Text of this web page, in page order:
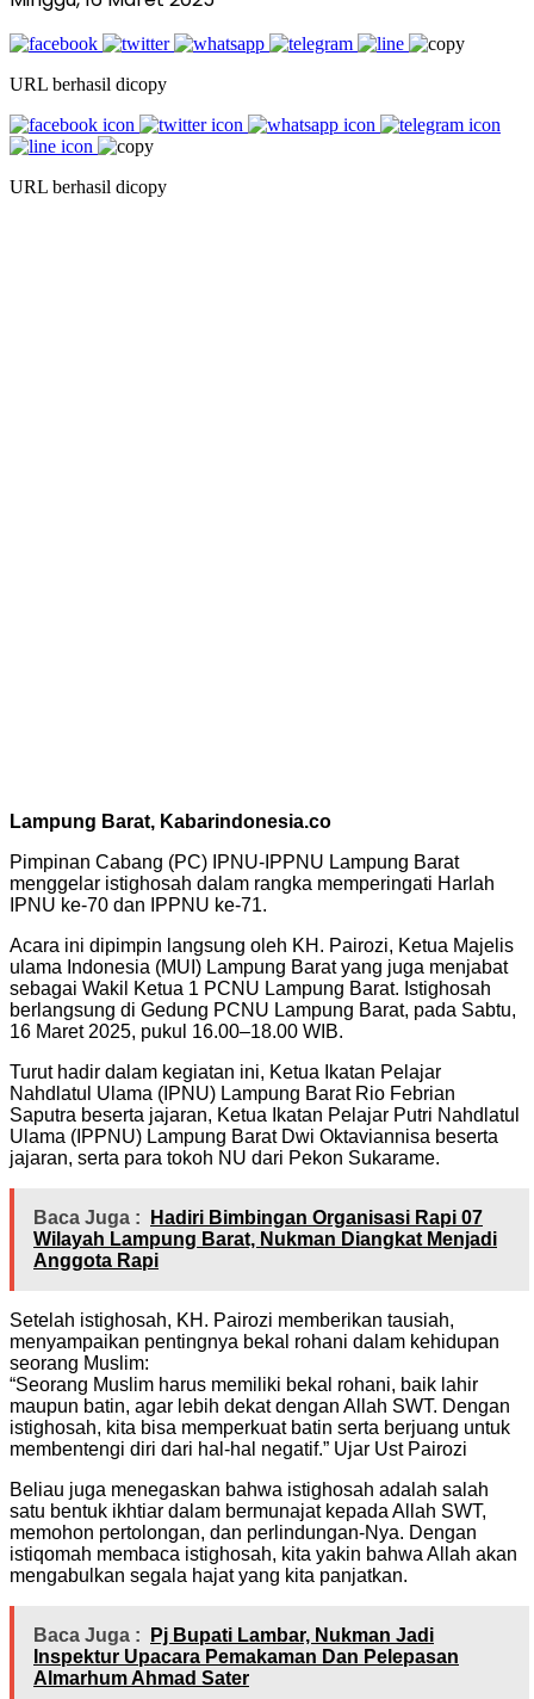
URL berhasil dicopy
URL berhasil dicopy
Lampung Barat, Kabarindonesia.co
Pimpinan Cabang (PC) IPNU-IPPNU Lampung Barat
menggelar istighosah dalam rangka memperingati Harlah
IPNU ke-70 dan IPPNU ke-71.
Acara ini dipimpin langsung oleh KH. Pairozi, Ketua Majelis
ulama Indonesia (MUI) Lampung Barat yang juga menjabat
sebagai Wakil Ketua 1 PCNU Lampung Barat. Istighosah
berlangsung di Gedung PCNU Lampung Barat, pada Sabtu,
16 Maret 2025, pukul 16.00–18.00 WIB.
Turut hadir dalam kegiatan ini, Ketua Ikatan Pelajar
Nahdlatul Ulama (IPNU) Lampung Barat Rio Febrian
Saputra beserta jajaran, Ketua Ikatan Pelajar Putri Nahdlatul
Ulama (IPPNU) Lampung Barat Dwi Oktaviannisa beserta
jajaran, serta para tokoh NU dari Pekon Sukarame.
Baca Juga :
Hadiri Bimbingan Organisasi Rapi 07
Wilayah Lampung Barat, Nukman Diangkat Menjadi
Anggota Rapi
Setelah istighosah, KH. Pairozi memberikan tausiah,
menyampaikan pentingnya bekal rohani dalam kehidupan
seorang Muslim:
“Seorang Muslim harus memiliki bekal rohani, baik lahir
maupun batin, agar lebih dekat dengan Allah SWT. Dengan
istighosah, kita bisa memperkuat batin serta berjuang untuk
membentengi diri dari hal-hal negatif.” Ujar Ust Pairozi
Beliau juga menegaskan bahwa istighosah adalah salah
satu bentuk ikhtiar dalam bermunajat kepada Allah SWT,
memohon pertolongan, dan perlindungan-Nya. Dengan
istiqomah membaca istighosah, kita yakin bahwa Allah akan
mengabulkan segala hajat yang kita panjatkan.
Baca Juga :
Pj Bupati Lambar, Nukman Jadi
Inspektur Upacara Pemakaman Dan Pelepasan
Almarhum Ahmad Sater